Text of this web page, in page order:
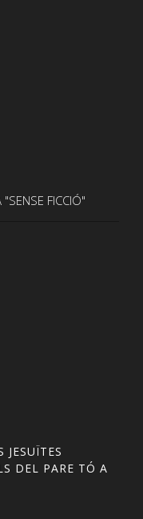
FICCIÓ"
JESUÏTES
DEL PARE TÓ A